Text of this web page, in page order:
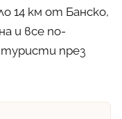
14 км от Банско,
и все по-
през